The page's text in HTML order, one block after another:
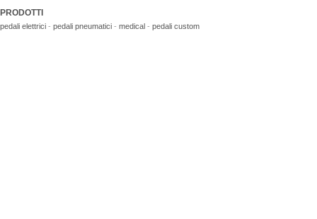
PRODOTTI
pedali elettrici - pedali pneumatici - medical - pedali custom